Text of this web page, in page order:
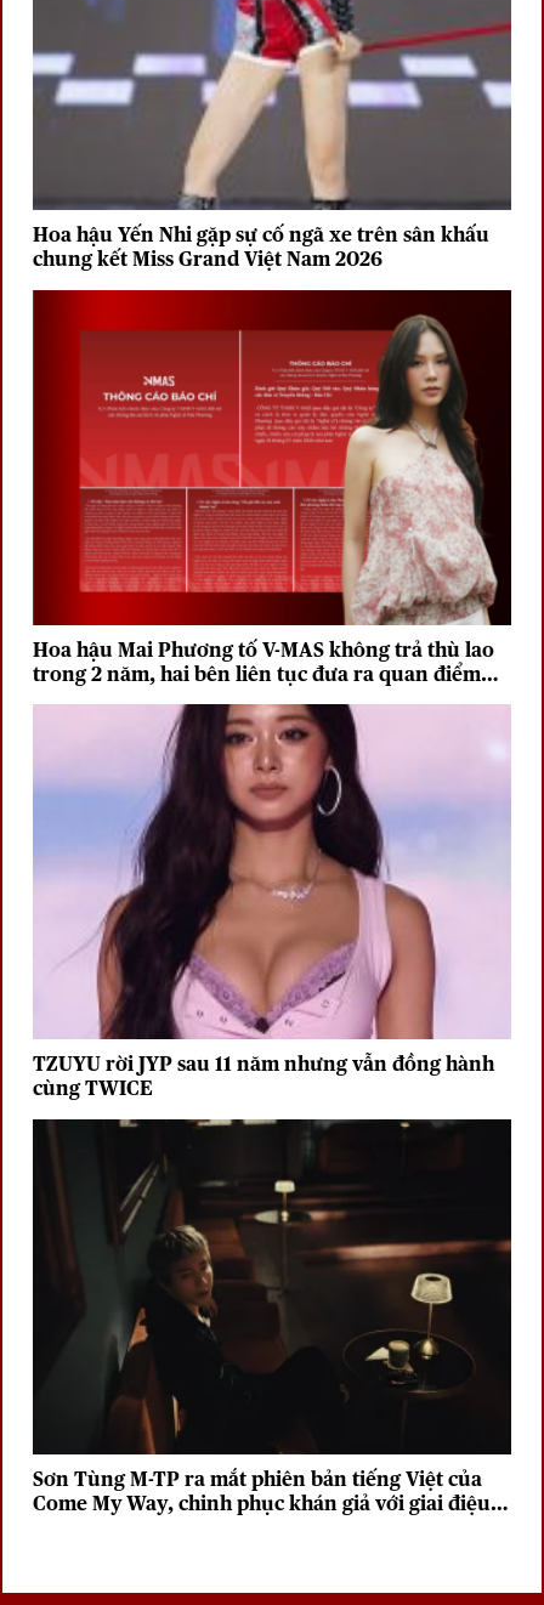
Hoa hậu Yến Nhi gặp sự cố ngã xe trên sân khấu
chung kết Miss Grand Việt Nam 2026
Hoa hậu Mai Phương tố V-MAS không trả thù lao
trong 2 năm, hai bên liên tục đưa ra quan điểm
trái chiều
TZUYU rời JYP sau 11 năm nhưng vẫn đồng hành
cùng TWICE
Sơn Tùng M-TP ra mắt phiên bản tiếng Việt của
Come My Way, chinh phục khán giả với giai điệu